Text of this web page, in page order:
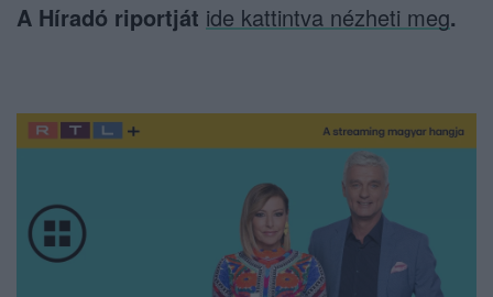
A Híradó riportját ide kattintva nézheti meg.